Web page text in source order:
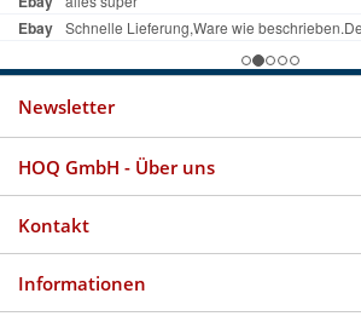
Newsletter
HOQ GmbH - Über uns
Kontakt
Informationen